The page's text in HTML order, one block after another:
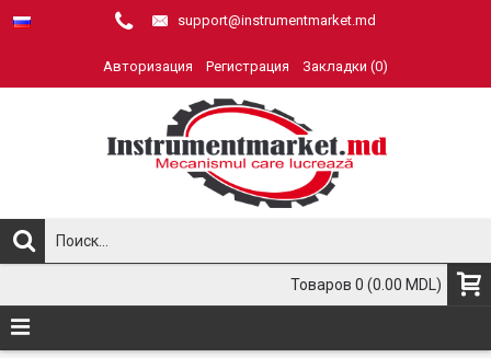
support@instrumentmarket.md
Авторизация Регистрация Закладки (0)
Товаров 0 (0.00 MDL)